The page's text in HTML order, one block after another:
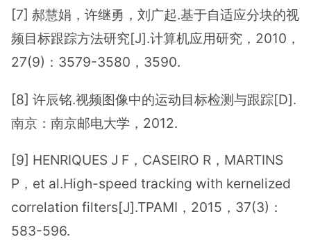
[7] 郝慧娟，许继勇，刘广起.基于自适应分块的视
频目标跟踪方法研究[J].计算机应用研究，2010，
27(9)：3579-3580，3590.
[8] 许辰铭.视频图像中的运动目标检测与跟踪[D].
南京：南京邮电大学，2012.
[9] HENRIQUES J F，CASEIRO R，MARTINS
P，et al.High-speed tracking with kernelized
correlation filters[J].TPAMI，2015，37(3)：
583-596.